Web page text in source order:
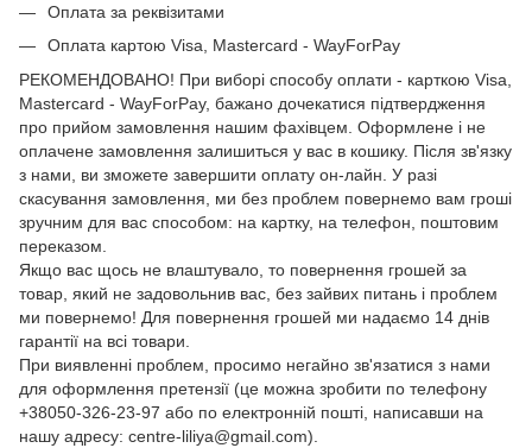
Оплата за реквізитами
Оплата картою Visa, Mastercard - WayForPay
РЕКОМЕНДОВАНО! При виборі способу оплати - карткою Visa,
Mastercard - WayForPay, бажано дочекатися підтвердження
про прийом замовлення нашим фахівцем. Оформлене і не
оплачене замовлення залишиться у вас в кошику. Після зв'язку
з нами, ви зможете завершити оплату он-лайн. У разі
скасування замовлення, ми без проблем повернемо вам гроші
зручним для вас способом: на картку, на телефон, поштовим
переказом.
Якщо вас щось не влаштувало, то повернення грошей за
товар, який не задовольнив вас, без зайвих питань і проблем
ми повернемо! Для повернення грошей ми надаємо 14 днів
гарантії на всі товари.
При виявленні проблем, просимо негайно зв'язатися з нами
для оформлення претензії (це можна зробити по телефону
+38050-326-23-97 або по електронній пошті, написавши на
нашу адресу: centre-liliya@gmail.com).